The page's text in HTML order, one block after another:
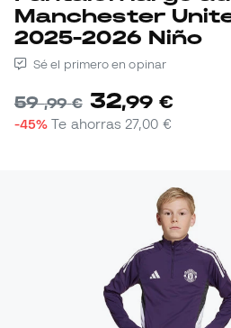
Manchester
2025-2026 Niño
Sé el primero en opinar
59,99 € 32,99 €
-45% Te ahorras 27,00 €